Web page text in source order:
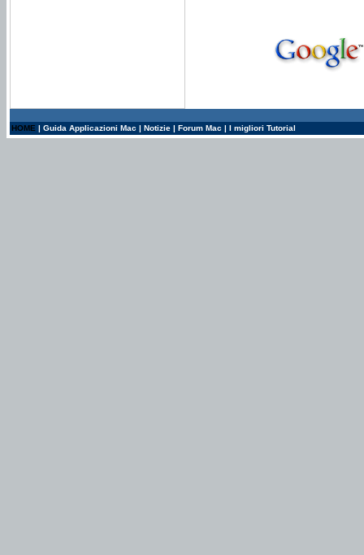
HOME | Guida Applicazioni Mac | Notizie | Forum Mac | I migliori Tutorial